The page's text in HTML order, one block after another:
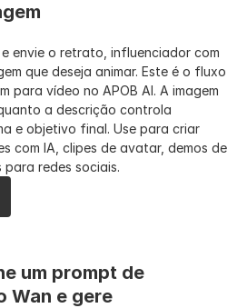
e envie o retrato, influenciador com
que deseja animar. Este é o fluxo
para vídeo no APOB AI. A imagem
a descrição controla
e objetivo final. Use para criar
com IA, clipes de avatar, demos de
redes sociais.
um prompt de
Wan e gere